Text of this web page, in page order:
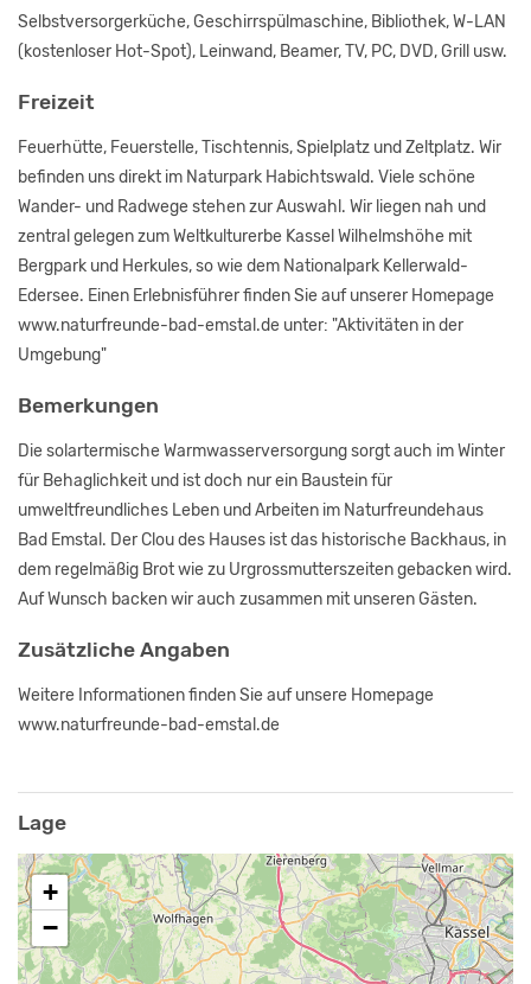
Selbstversorgerküche, Geschirrspülmaschine, Bibliothek, W-LAN
(kostenloser Hot-Spot), Leinwand, Beamer, TV, PC, DVD, Grill usw.
Freizeit
Feuerhütte, Feuerstelle, Tischtennis, Spielplatz und Zeltplatz. Wir
befinden uns direkt im Naturpark Habichtswald. Viele schöne
Wander- und Radwege stehen zur Auswahl. Wir liegen nah und
zentral gelegen zum Weltkulturerbe Kassel Wilhelmshöhe mit
Bergpark und Herkules, so wie dem Nationalpark Kellerwald-
Edersee. Einen Erlebnisführer finden Sie auf unserer Homepage
www.naturfreunde-bad-emstal.de unter: "Aktivitäten in der
Umgebung"
Bemerkungen
Die solartermische Warmwasserversorgung sorgt auch im Winter
für Behaglichkeit und ist doch nur ein Baustein für
umweltfreundliches Leben und Arbeiten im Naturfreundehaus
Bad Emstal. Der Clou des Hauses ist das historische Backhaus, in
dem regelmäßig Brot wie zu Urgrossmutterszeiten gebacken wird.
Auf Wunsch backen wir auch zusammen mit unseren Gästen.
Zusätzliche Angaben
Weitere Informationen finden Sie auf unsere Homepage
www.naturfreunde-bad-emstal.de
Lage
+
−